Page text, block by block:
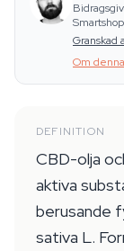
Smartshop
Granskad
Om
DEFINITION
CBD-olja
aktiva
berusande
sativa L.